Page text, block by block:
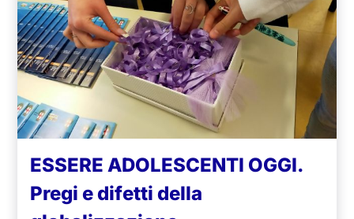
ESSERE ADOLESCENTI OGGI.
Pregi e difetti della